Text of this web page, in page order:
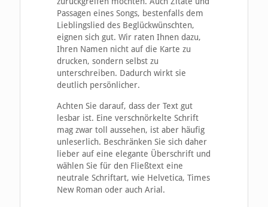
Passagen eines Songs, bestenfalls dem
Lieblingslied des Beglückwünschten,
eignen sich gut. Wir raten Ihnen dazu,
Ihren Namen nicht auf die Karte zu
drucken, sondern selbst zu
unterschreiben. Dadurch wirkt sie
deutlich persönlicher.
Achten Sie darauf, dass der Text gut
lesbar ist. Eine verschnörkelte Schrift
mag zwar toll aussehen, ist aber häufig
unleserlich. Beschränken Sie sich daher
lieber auf eine elegante Überschrift und
wählen Sie für den Fließtext eine
neutrale Schriftart, wie Helvetica, Times
New Roman oder auch Arial.